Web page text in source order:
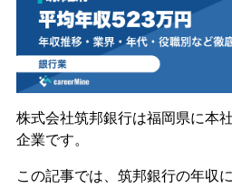
株式会社筑邦銀行は福岡県に本
企業です。
この記事では、筑邦銀行の年収に